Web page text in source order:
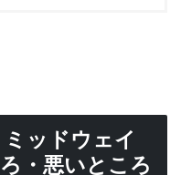
ッドウェイ
・悪いところ